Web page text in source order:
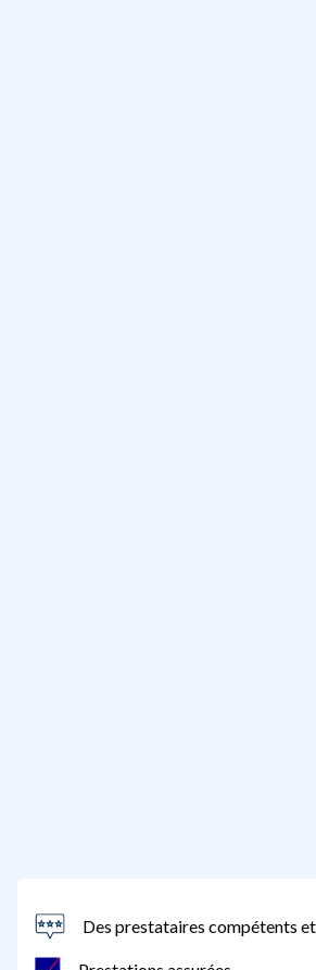
Des prestataires compétents